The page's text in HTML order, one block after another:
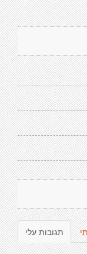
תגובות עלי